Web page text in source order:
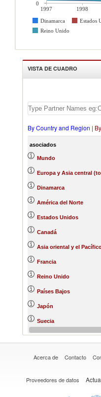
1997 1998
Dinamarca
Estados
Reino Unido
0
VISTA DE CUADRO
By Country and Region |
asociados
Mundo
Europa y Asia central
Dinamarca
América del Norte
Estados Unidos
Canadá
Asia oriental y el
Francia
Reino Unido
Países Bajos
Japón
Suecia
Noruega
Acerca de Contacto
Proveedores de datos